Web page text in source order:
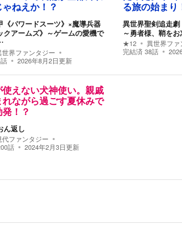
ねえか！？
《パワードスーツ》×魔導兵器
クアームズ》～ゲームの愛機で
世界ファンタジー
話 2026年8月2日更新
る旅の始まり
異世界聖剣追走劇
～勇者様、鞘を
★12
異世界ファ
完結済 38話
使えない犬神使い。親戚
れながら過ごす夏休みで
！？
ん返し
代ファンタジー
話 2024年2月3日更新